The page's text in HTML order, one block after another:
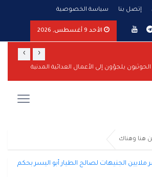
إتصل بنا سياسة الخصوصية
الأحد 9 أغسطس, 2026
يلجؤون إلى الأعمال العدائية المدنية
‹
›
هنا وهناك